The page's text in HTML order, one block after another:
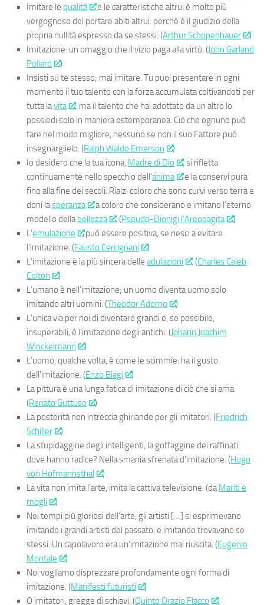
Imitare le qualità
e le caratteristiche altrui è molto più
vergognoso del portare abiti altrui: perché è il giudizio della
propria nullità espresso da se stessi. (Arthur Schopenhauer
)
Imitazione: un omaggio che il vizio paga alla virtù. (John Garland
Pollard
)
Insisti su te stesso; mai imitare. Tu puoi presentare in ogni
momento il tuo talento con la forza accumulata coltivandoti per
tutta lavita
; ma il talento che hai adottato da un altro lo
possiedi solo in maniera estemporanea. Ciò che ognuno può
fare nel modo migliore, nessuno se non il suo Fattore può
insegnarglielo. (Ralph Waldo Emerson
)
Io desidero che la tua icona, Madre di Dio
, si rifletta
continuamente nello specchio dell’anima
e la conservi pura
fino alla fine dei secoli. Rialzi coloro che sono curvi verso terra e
doni lasperanza
a coloro che considerano e imitano l’eterno
modello dellabellezza . (Pseudo-Dionigi l’Areopagita
)
L’emulazione
può essere positiva, se riesci a evitare
l’imitazione. (Fausto Cercignani
)
L’imitazione è la più sincera delle adulazioni . (Charles Caleb
Colton
)
L’umano è nell’imitazione; un uomo diventa uomo solo
imitando altri uomini. (Theodor Adorno
)
L’unica via per noi di diventare grandi e, se possibile,
insuperabili, è l’imitazione degli antichi. (Johann Joachim
Winckelmann
)
L’uomo, qualche volta, è come le scimmie: ha il gusto
dell’imitazione. (Enzo Biagi
)
La pittura è una lunga fatica di imitazione di ciò che si ama.
(Renato Guttuso
)
La posterità non intreccia ghirlande per gli imitatori. (Friedrich
Schiller
)
La stupidaggine degli intelligenti, la goffaggine dei raffinati,
dove hanno radice? Nella smania sfrenata d’imitazione. (Hugo
von Hofmannsthal
)
La vita non imita l’arte, imita la cattiva televisione. (daMariti e
mogli
)
Nei tempi più gloriosi dell’arte, gli artisti […] si esprimevano
imitando i grandi artisti del passato, e imitando trovavano se
stessi. Un capolavoro era un’imitazione mal riuscita. (Eugenio
Montale
)
Noi vogliamo disprezzare profondamente ogni forma di
imitazione. (Manifesti futuristi
)
O imitatori, gregge di schiavi. (Quinto Orazio Flacco )